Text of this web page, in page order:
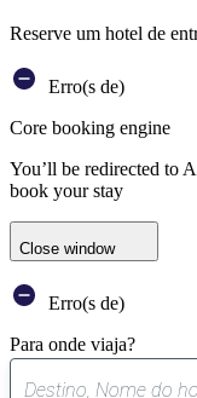
Reserve um hotel de
Erro(s de)
Core booking engine
You’ll be redirected to
book your stay
Close window
Erro(s de)
Para onde viaja?